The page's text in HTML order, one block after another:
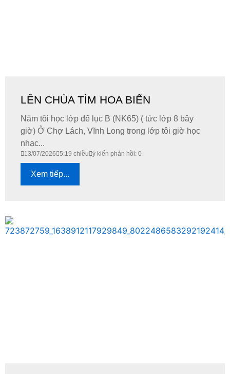
LÊN CHÙA TÌM HOA BIỂN
Năm tôi học lớp để lục B (NK65) ( tức lớp 8 bây
giờ) Ở Chợ Lách, Vĩnh Long trong lớp tôi giờ học
nhạc...
13/07/2026 5:19 chiều ý kiến phản hồi: 0
Xem tiếp...